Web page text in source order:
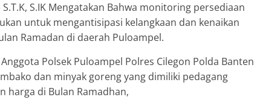
S.IK Mengatakan Bahwa monitoring persediaan
untuk mengantisipasi kelangkaan dan kenaikan
Ramadan di daerah Puloampel.
Polsek Puloampel Polres Cilegon Polda Banten
dan minyak goreng yang dimiliki pedagang
harga di Bulan Ramadhan,